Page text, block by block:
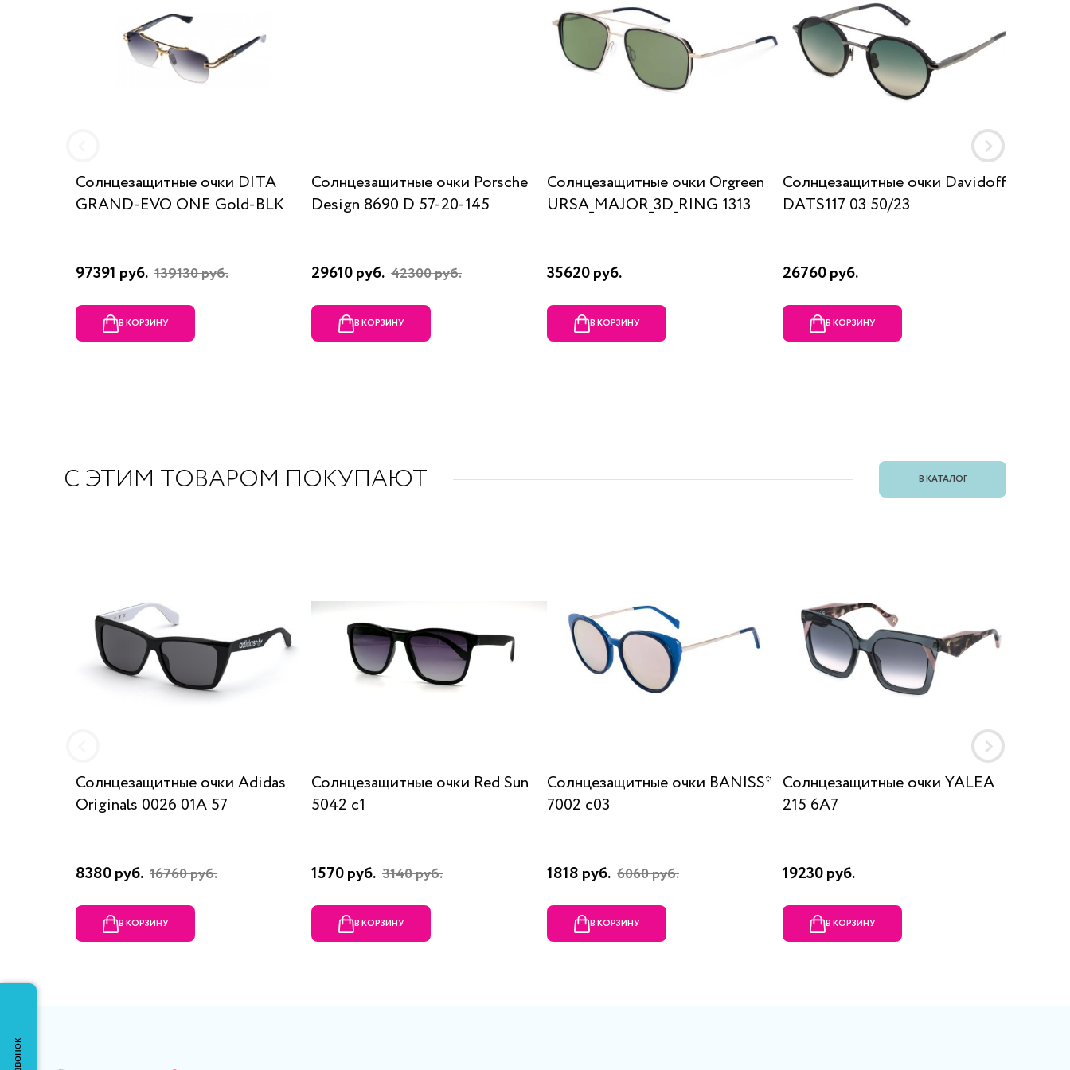
Солнцезащитные очки DITA
GRAND-EVO ONE Gold-BLK
97391 руб. 139130 руб.
В КОРЗИНУ
Солнцезащитные очки Porsche
Design 8690 D 57-20-145
29610 руб. 42300 руб.
В КОРЗИНУ
Солнцезащитные очки Orgreen
URSA_MAJOR_3D_RING 1313
35620 руб.
В КОРЗИНУ
Солнцезащитные очки Davidoff
DATS117 03 50/23
26760 руб.
В КОРЗИНУ
С ЭТИМ ТОВАРОМ ПОКУПАЮТ В КАТАЛОГ
Солнцезащитные очки Adidas
Originals 0026 01A 57
8380 руб. 16760 руб.
В КОРЗИНУ
Солнцезащитные очки Red Sun
5042 c1
1570 руб. 3140 руб.
В КОРЗИНУ
Солнцезащитные очки BANISS*
7002 c03
1818 руб. 6060 руб.
В КОРЗИНУ
Солнцезащитные очки YALEA
215 6A7
19230 руб.
В КОРЗИНУ